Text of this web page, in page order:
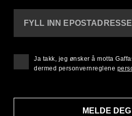
FYLL INN
MELDE
Ja takk, jeg ønsker å motta
dermed personvernreglene